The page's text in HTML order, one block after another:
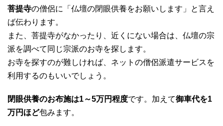
菩提寺の僧侶に「仏壇の閉眼供養をお願いします」と言え
ば伝わります。
また、菩提寺がなかったり、近くにない場合は、仏壇の宗
派を調べて同じ宗派のお寺を探します。
お寺を探すのが難しければ、ネットの僧侶派遣サービスを
利用するのもいいでしょう。
閉眼供養のお布施は1～5万円程度です。加えて御車代を1
万円ほど包みます。